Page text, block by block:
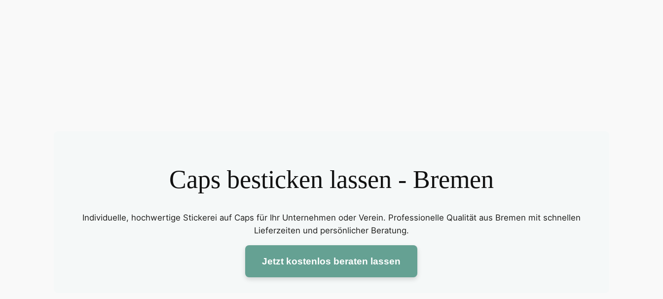
Caps besticken lassen - Bremen
Individuelle, hochwertige Stickerei auf Caps für Ihr Unternehmen oder Verein. Professionelle Qualität aus Bremen mit schnellen
Lieferzeiten und persönlicher Beratung.
Jetzt kostenlos beraten lassen